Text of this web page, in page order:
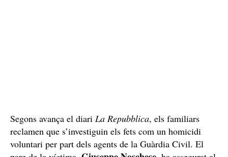
Segons avança el diari La Repubblica, els familiars
reclamen que s’investiguin els fets com un homicidi
voluntari per part dels agents de la Guàrdia Civil. El